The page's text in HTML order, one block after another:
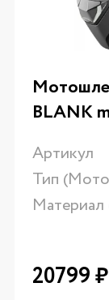
BLANK
Артикул
Тип
20799₽